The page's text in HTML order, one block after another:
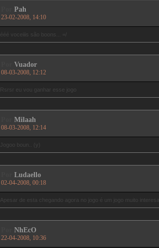
Pah
23-02-2008, 14:10
ééé voceiiis são boons... =/
Vuador
08-03-2008, 12:12
Rsrsr eu vou ganhar esse jogo
Milaah
08-03-2008, 12:14
Jogoo boun.. (y)
Ludaello
02-04-2008, 00:18
Apesar de esta chegando agora no jogo é um jogo muito
NhEcO
22-04-2008, 10:36